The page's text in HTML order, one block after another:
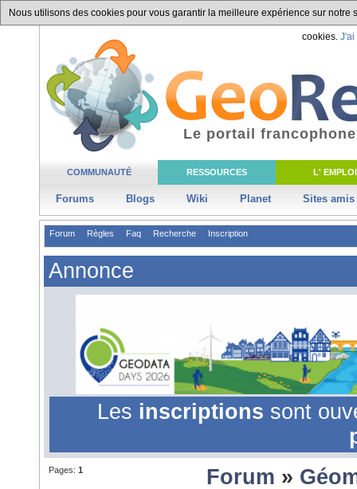
Nous utilisons des cookies pour vous garantir la meilleure expérience sur
cookies. J'ai
COMMUNAUTÉ RESSOURCES L' EMPLOI
Forums Blogs Wiki Planet Sites amis
Le portail
Forum Règles Faq Recherche Inscription
Annonce
Les inscriptions sont
Pages: 1 Forum »